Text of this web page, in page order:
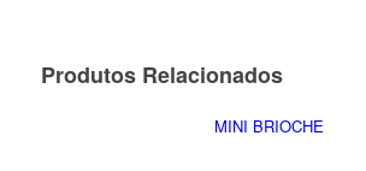
Produtos Relacionados
MINI BRIOCHE